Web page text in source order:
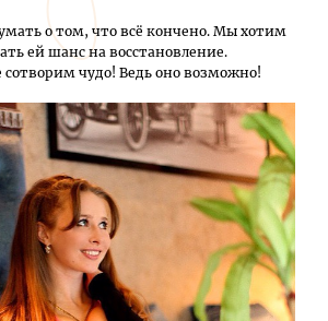
о том, что всё кончено. Мы хотим
ей шанс на восстановление.
чудо! Ведь оно возможно!